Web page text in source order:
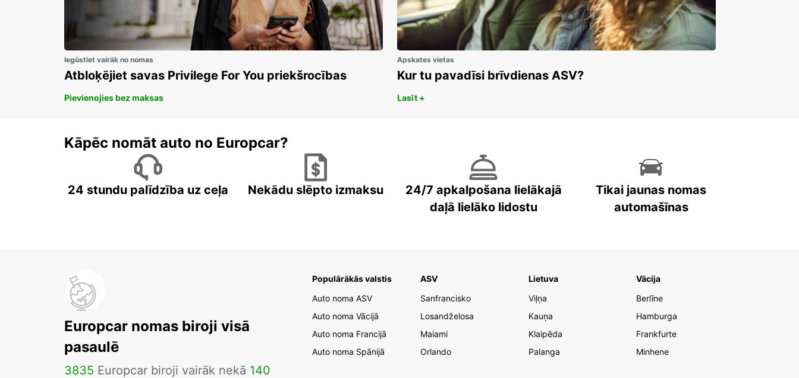
Iegūstiet vairāk no nomas
Atbloķējiet savas Privilege For You priekšrocības
Pievienojies bez maksas
Apskates vietas
Kur tu pavadīsi brīvdienas ASV?
Lasīt +
Kāpēc nomāt auto no Europcar?
24 stundu palīdzība uz ceļa Nekādu slēpto izmaksu
24/7 apkalpošana lielākajā
daļā lielāko lidostu
Tikai jaunas nomas
automašīnas
Europcar nomas biroji visā
pasaulē
3835 Europcar biroji vairāk nekā 140
Populārākās valstis
Auto noma ASV
Auto noma Vācijā
Auto noma Francijā
Auto noma Spānijā
ASV
Sanfrancisko
Losandželosa
Maiami
Orlando
Lietuva
Viļņa
Kauņa
Klaipēda
Palanga
Vācija
Berlīne
Hamburga
Frankfurte
Minhene